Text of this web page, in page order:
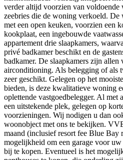
verder altijd voorzien van voldoende
zeebries die de woning verkoeld.
met een open keuken, voorzien een
kookplaat, een ingebouwde
appartement drie slaapkamers,
privé badkamer beschikt en de
badkamer. De slaapkamers zijn allen
airconditioning. Als belegging of als
zeer geschikt. Gelegen op het
bieden, is deze kwalitatieve woning
oplettende vastgoedbelegger. Al met
een uitstekende plek, gelegen op
voorzieningen. Wij nodigen u dan
woonobject met ons te bekijken.
maand (inclusief resort fee Blue Bay
mogelijkheid om een garage voor
bij te kopen. Eventueel is het